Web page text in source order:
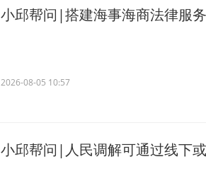
小邱帮问|搭建海事海商法律服
2026-08-05 10:57
小邱帮问|人民调解可通过线下